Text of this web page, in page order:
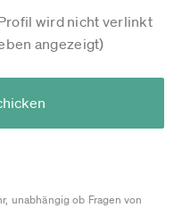
wird nicht verlinkt
angezeigt)
unabhängig ob Fragen von